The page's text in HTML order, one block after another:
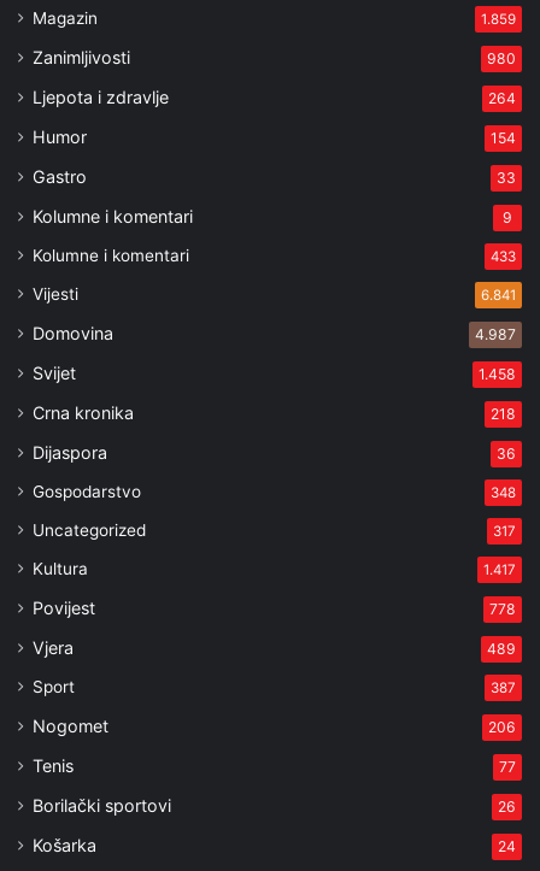
Magazin 1.859
Zanimljivosti 980
Ljepota i zdravlje 264
Humor 154
Gastro 33
Kolumne i komentari 9
Kolumne i komentari 433
Vijesti 6.841
Domovina 4.987
Svijet 1.458
Crna kronika 218
Dijaspora 36
Gospodarstvo 348
Uncategorized 317
Kultura 1.417
Povijest 778
Vjera 489
Sport 387
Nogomet 206
Tenis 77
Borilački sportovi 26
Košarka 24